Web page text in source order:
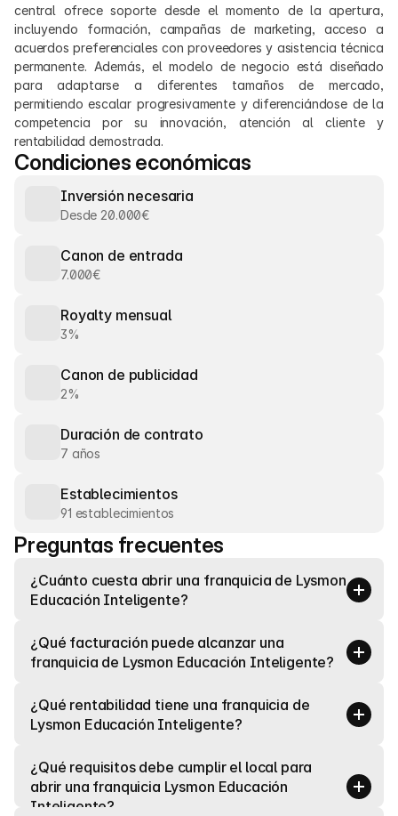
central ofrece soporte desde el momento de la apertura,
incluyendo formación, campañas de marketing, acceso a
acuerdos preferenciales con proveedores y asistencia técnica
permanente. Además, el modelo de negocio está diseñado
para adaptarse a diferentes tamaños de mercado,
permitiendo escalar progresivamente y diferenciándose de la
competencia por su innovación, atención al cliente y
rentabilidad demostrada.
Condiciones económicas
Inversión necesaria
Desde 20.000€
Canon de entrada
7.000€
Royalty mensual
3%
Canon de publicidad
2%
Duración de contrato
7 años
Establecimientos
91 establecimientos
Preguntas frecuentes
¿Cuánto cuesta abrir una franquicia de Lysmon
Educación Inteligente?
¿Qué facturación puede alcanzar una
franquicia de Lysmon Educación Inteligente?
¿Qué rentabilidad tiene una franquicia de
Lysmon Educación Inteligente?
¿Qué requisitos debe cumplir el local para
abrir una franquicia Lysmon Educación
Inteligente?